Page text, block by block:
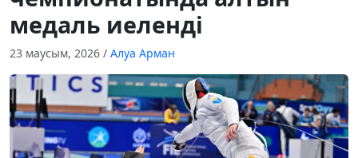
медаль иеленді
23 маусым, 2026 / Алуа Арман